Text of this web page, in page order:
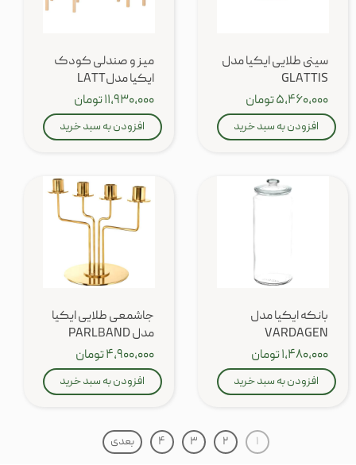
سینی طلایی ایکیا مدل
GLATTIS
۵,۴۶۰,۰۰۰ تومان
افزودن به سبد خرید
میز و صندلی کودک
ایکیا مدلLATT
۱۱,۹۳۰,۰۰۰ تومان
افزودن به سبد خرید
بانکه ایکیا مدل
VARDAGEN
۱,۴۸۰,۰۰۰ تومان
افزودن به سبد خرید
جاشمعی طلایی ایکیا
مدل PARLBAND
۴,۹۰۰,۰۰۰ تومان
افزودن به سبد خرید
۱ ۲ ۳ ۴ بعدی